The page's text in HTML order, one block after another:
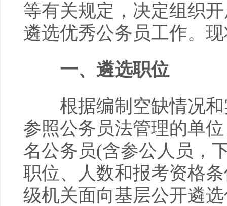
等有关规定，决定组织
遴选优秀公务员工作。
一、遴选职位
根据编制空缺情况和
参照公务员法管理的单
名公务员(含参公人员，
职位、人数和报考资格
级机关面向基层公开遴